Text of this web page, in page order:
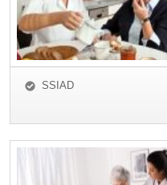
SSIAD